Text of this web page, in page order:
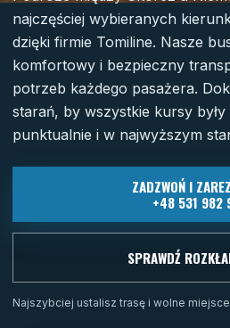
najczęściej wybieranych
dzięki firmie Tomiline. Nasze
komfortowy i bezpieczny
potrzeb każdego pasażera.
starań, by wszystkie kursy
punktualnie i w najwyższym
ZADZWOŃ I
+48 531 982
SPRAWDŹ
Najszybciej ustalisz trasę i wolne